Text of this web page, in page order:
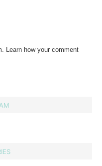
Learn how your comment